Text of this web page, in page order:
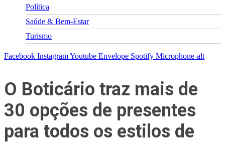
Política
Saúde & Bem-Estar
Turismo
Facebook InstagramYoutube Envelope Spotify Microphone-alt
O Boticário traz mais de
30 opções de presentes
para todos os estilos de